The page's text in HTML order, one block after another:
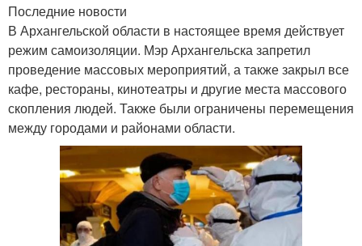
Последние новости
В Архангельской области в настоящее время действует
режим самоизоляции. Мэр Архангельска запретил
проведение массовых мероприятий, а также закрыл все
кафе, рестораны, кинотеатры и другие места массового
скопления людей. Также были ограничены перемещения
между городами и районами области.